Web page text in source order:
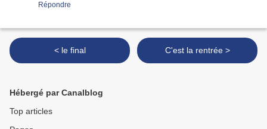
Répondre
< le final C'est la rentrée >
Hébergé par Canalblog
Top articles